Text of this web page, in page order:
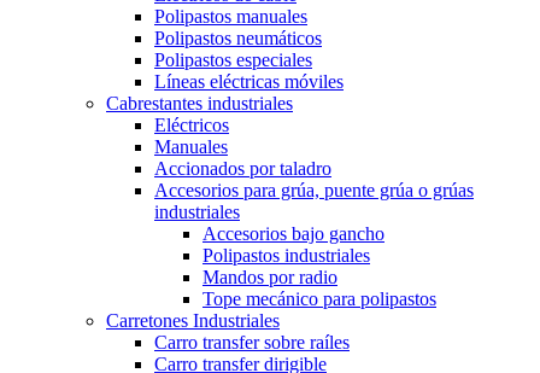
Polipastos manuales
Polipastos neumáticos
Polipastos especiales
Líneas eléctricas móviles
Cabrestantes industriales
Eléctricos
Manuales
Accionados por taladro
Accesorios para grúa, puente grúa o grúas
industriales
Accesorios bajo gancho
Polipastos industriales
Mandos por radio
Tope mecánico para polipastos
Carretones Industriales
Carro transfer sobre raíles
Carro transfer dirigible